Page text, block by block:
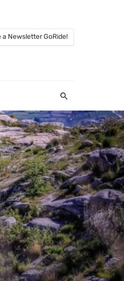
Newsletter GoRide!